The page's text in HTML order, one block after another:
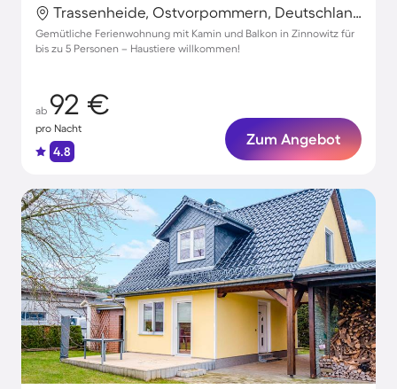
Trassenheide, Ostvorpommern, Deutschland
Gemütliche Ferienwohnung mit Kamin und Balkon in Zinnowitz für
bis zu 5 Personen – Haustiere willkommen!
ab 92 €
pro Nacht
4.8
Zum Angebot